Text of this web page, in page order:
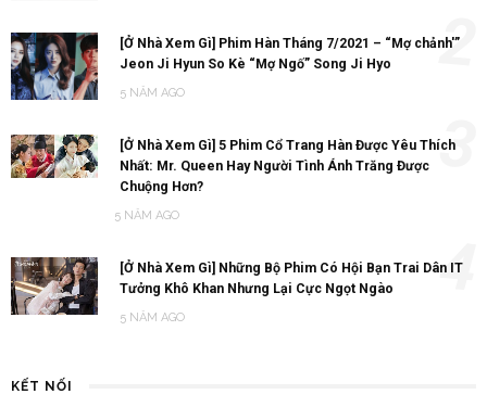
[Ở Nhà Xem Gì] Phim Hàn Tháng 7/2021 – “Mợ chảnh'”
Jeon Ji Hyun So Kè “Mợ Ngố” Song Ji Hyo
5 NĂM AGO
2
[Ở Nhà Xem Gì] 5 Phim Cổ Trang Hàn Được Yêu Thích
Nhất: Mr. Queen Hay Người Tình Ánh Trăng Được
Chuộng Hơn?
5 NĂM AGO
3
[Ở Nhà Xem Gì] Những Bộ Phim Có Hội Bạn Trai Dân IT
Tưởng Khô Khan Nhưng Lại Cực Ngọt Ngào
5 NĂM AGO
4
KẾT NỐI